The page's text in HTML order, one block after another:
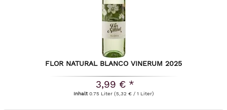
FLOR NATURAL BLANCO VINERUM 2025
3,99 € *
Inhalt0.75 Liter (5,32 € / 1 Liter)